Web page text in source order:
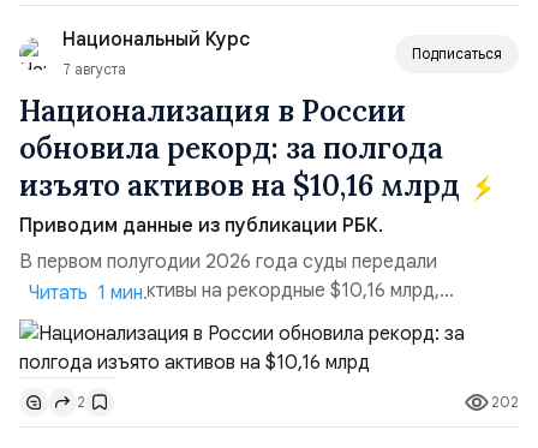
блокировки сайтов, необходимость осваивать VPN и
российские платформы.Что из этого бье...
Национальный Курс
7 августа
Подписаться
Национализация в России
обновила рекорд: за полгода
изъято активов на $10,16 млрд
Приводим данные из публикации РБК.
В первом полугодии 2026 года суды передали
государству активы на рекордные $10,16 млрд,
подсчитали аналитики AK&M. Это в 2,5 раза больше,
чем за аналогичный период 2025 года ($3,95 млрд).
Всего зафиксировано 15 национализационных
транзакций, которые обеспечили 42,2% денежного
объёма всего российского рынка слияний и
Читать 1 мин.
2 202